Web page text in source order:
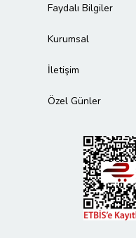
Faydalı Bilgiler
Kurumsal
İletişim
Özel Günler